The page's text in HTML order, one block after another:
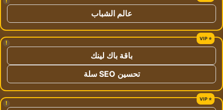
عالم الشباب
!
باقة باك لينك
تحسين SEO سلة
!